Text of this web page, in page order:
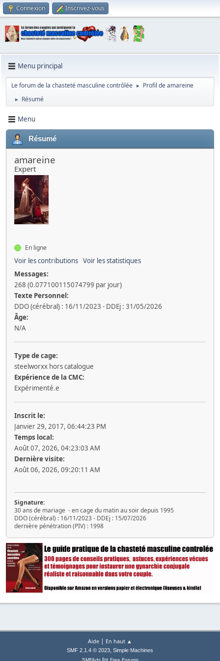
Connexion Inscrivez-vous
Menu principal
Le forum de la chasteté masculine contrôlée ► Profil de amareine
► Résumé
Menu
Résumé
amareine
Expert
En ligne
Voir les contributions Voir les statistiques
Messages:
268 (0.077100115074799 par jour)
Texte Personnel:
DDO (cérébral) : 16/11/2023 - DDEj : 31/05/2026
Âge:
N/A
Type de cage:
steelworxx hors catalogue
Expérience de la CMC:
Expérimenté.e
Inscrit le:
Janvier 29, 2017, 06:44:23 PM
Temps local:
Août 07, 2026, 04:23:03 AM
Dernière visite:
Août 06, 2026, 09:20:11 AM
Signature:
30 ans de mariage - en cage du matin au soir depuis 1995
DDO (cérébral) : 16/11/2023 - DDEj : 15/07/2026
dernière pénétration (PIV) : 1998
Aide | En haut ▲
SMF 2.1.4 © 2023, Simple Machines
SMFAdsfor Free Forums